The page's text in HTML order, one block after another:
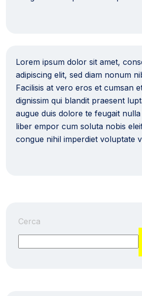
Lorem ipsum dolor sit amet,
adipiscing elit, sed diam nonum
Facilisis at vero eros et cumsan
dignissim qui blandit praesent
augue duis dolore te feugait
liber empor cum soluta nobis
congue nihil imperdiet voluptate
Cerca